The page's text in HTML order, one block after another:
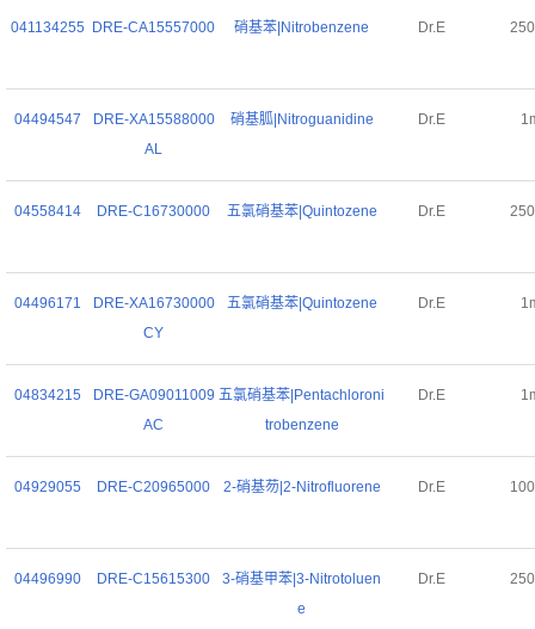
041134255 DRE-CA15557000 硝基苯|Nitrobenzene Dr.E
04494547
DRE-XA15588000
AL
硝基胍|Nitroguanidine Dr.E
04558414 DRE-C16730000 五氯硝基苯|Quintozene Dr.E
04496171
DRE-XA16730000
CY
五氯硝基苯|Quintozene Dr.E
04834215
DRE-GA09011009
AC
五氯硝基苯|Pentachloroni
trobenzene
Dr.E
04929055 DRE-C20965000 2-硝基芴|2-Nitrofluorene Dr.E
04496990 DRE-C15615300
3-硝基甲苯|3-Nitrotoluen
e
Dr.E